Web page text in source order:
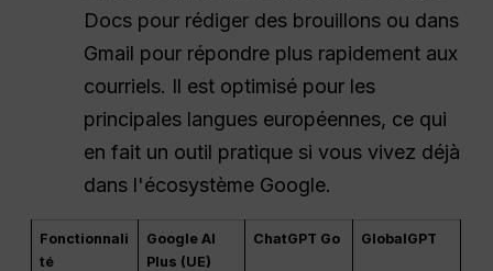
Docs pour rédiger des brouillons ou dans
Gmail pour répondre plus rapidement aux
courriels. Il est optimisé pour les
principales langues européennes, ce qui
en fait un outil pratique si vous vivez déjà
dans l'écosystème Google.
Fonctionnali
té
Google AI
Plus (UE)
ChatGPT Go GlobalGPT